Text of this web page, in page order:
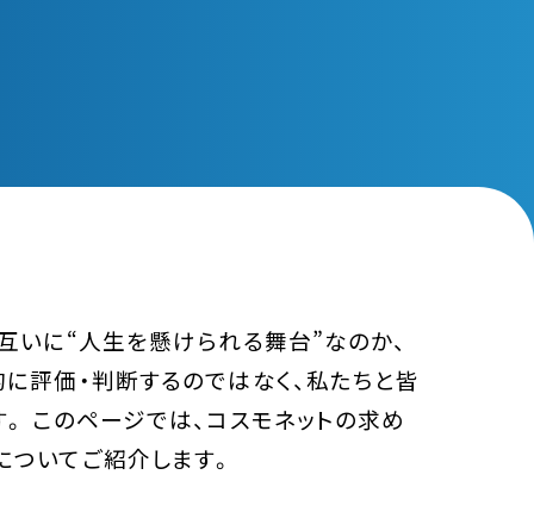
いに“人生を懸けられる舞台”なのか、
評価・判断するのではなく、私たちと皆
このページでは、コスモネットの求め
いてご紹介します。